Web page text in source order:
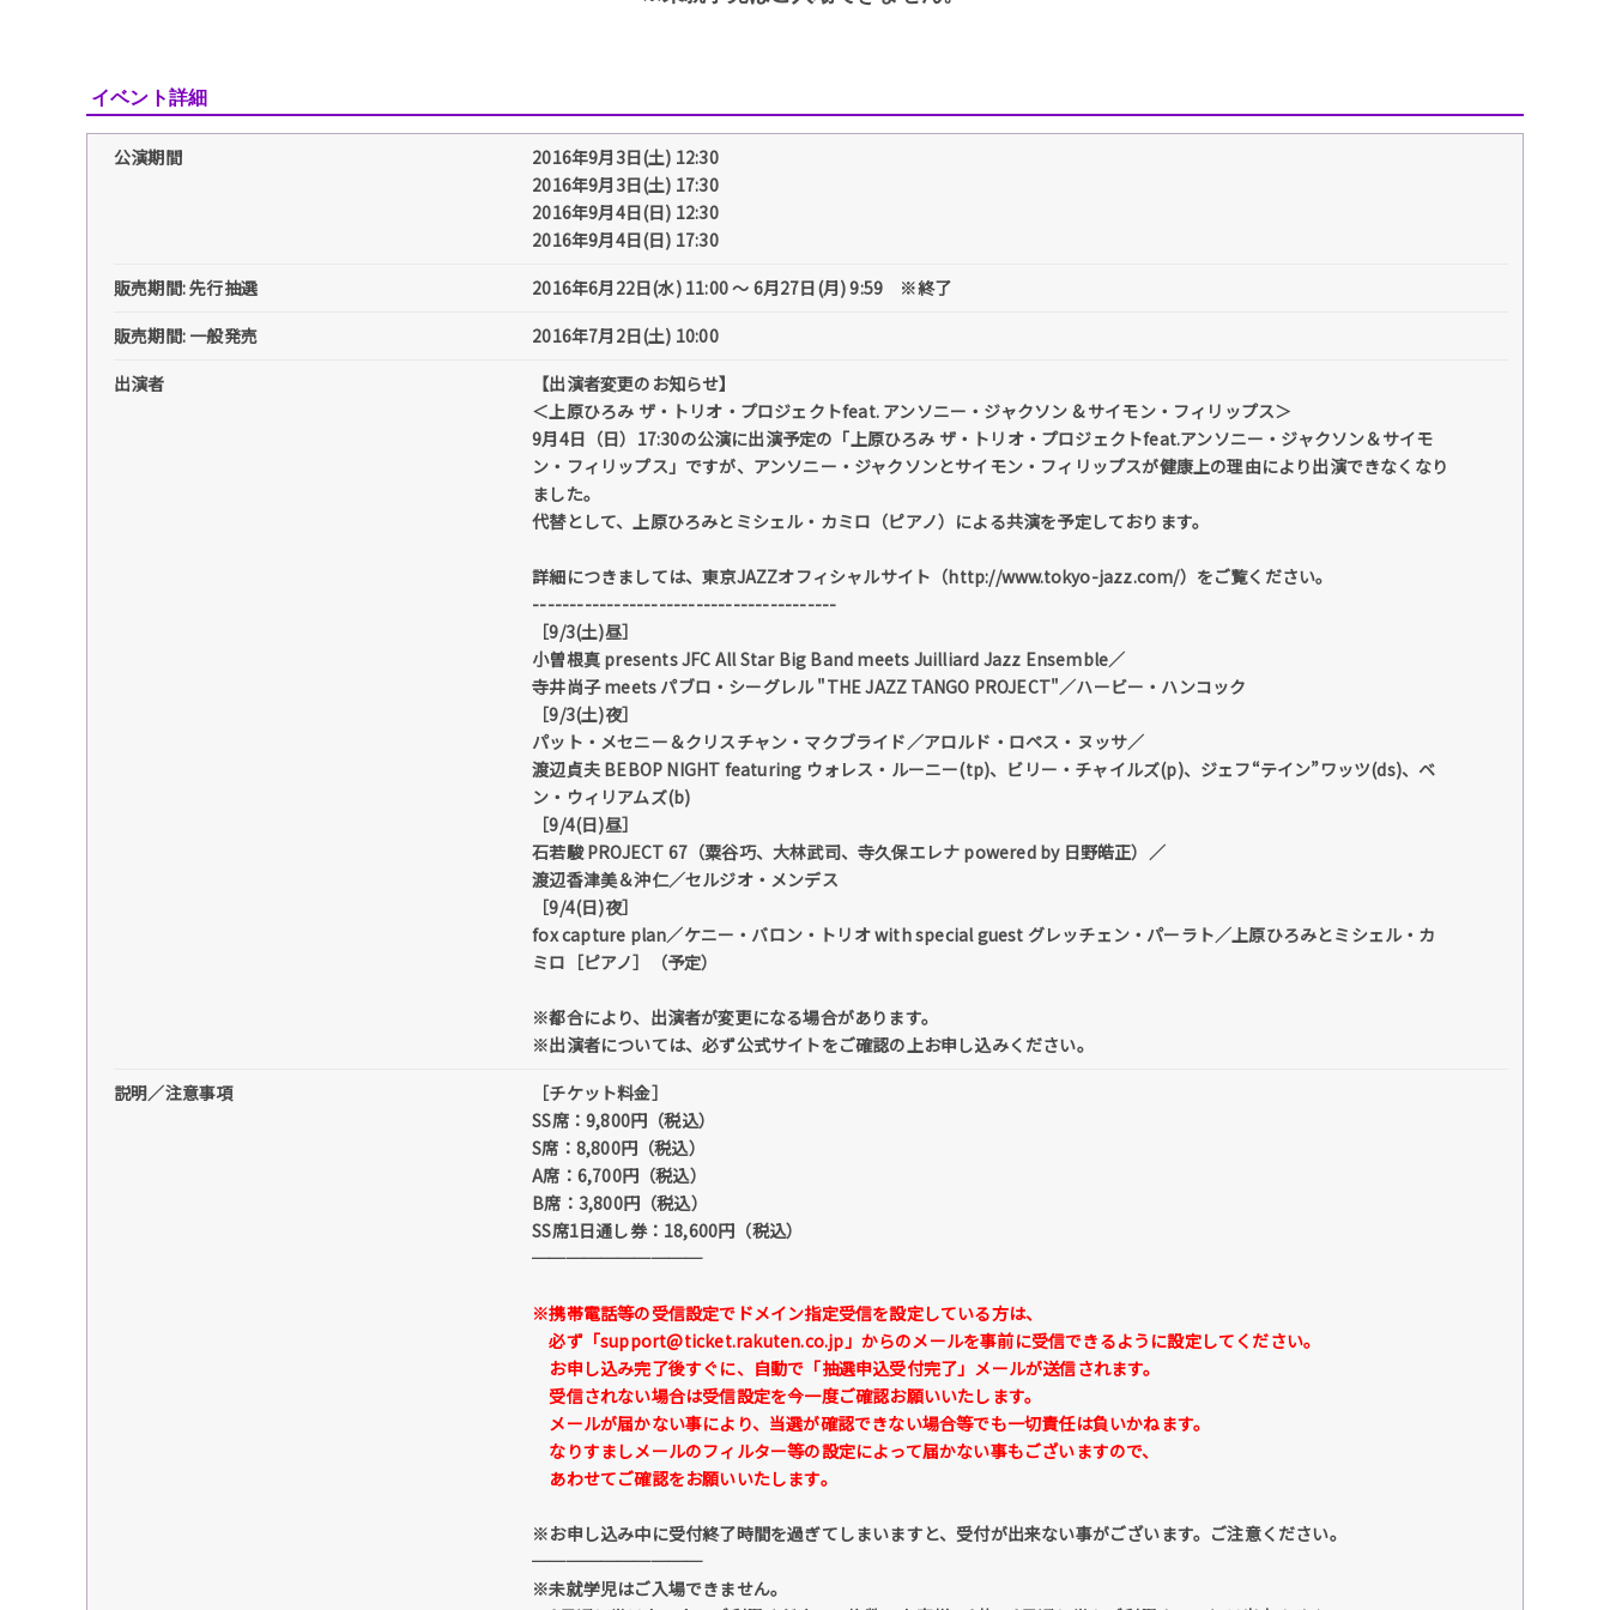
イベント詳細
公演期間
2016年9月3日(土) 12:30
2016年9月3日(土) 17:30
2016年9月4日(日) 12:30
2016年9月4日(日) 17:30
販売期間: 先行抽選
2016年6月22日(水) 11:00 〜 6月27日(月) 9:59 ※終了
販売期間: 一般発売
2016年7月2日(土) 10:00
出演者
【出演者変更のお知らせ】
＜上原ひろみ ザ・トリオ・プロジェクトfeat. アンソニー・ジャクソン & サイモン・フィリップス＞
9月4日（日）17:30の公演に出演予定の「上原ひろみ ザ・トリオ・プロジェクトfeat.アンソニー・ジャクソン＆サイモ
ン・フィリップス」ですが、アンソニー・ジャクソンとサイモン・フィリップスが健康上の理由により出演できなくなり
ました。
代替として、上原ひろみとミシェル・カミロ（ピアノ）による共演を予定しております。
詳細につきましては、東京JAZZオフィシャルサイト（http://www.tokyo-jazz.com/）をご覧ください。
-----------------------------------------
［9/3(土)昼］
小曽根真 presents JFC All Star Big Band meets Juilliard Jazz Ensemble／
寺井尚子 meets パブロ・シーグレル "THE JAZZ TANGO PROJECT"／ハービー・ハンコック
［9/3(土)夜］
パット・メセニー＆クリスチャン・マクブライド／アロルド・ロペス・ヌッサ／
渡辺貞夫 BEBOP NIGHT featuring ウォレス・ルーニー(tp)、ビリー・チャイルズ(p)、ジェフ“テイン”ワッツ(ds)、ベ
ン・ウィリアムズ(b)
［9/4(日)昼］
石若駿 PROJECT 67（粟谷巧、大林武司、寺久保エレナ powered by 日野皓正）／
渡辺香津美＆沖仁／セルジオ・メンデス
［9/4(日)夜］
fox capture plan／ケニー・バロン・トリオ with special guest グレッチェン・パーラト／上原ひろみとミシェル・カ
ミロ［ピアノ］（予定）
※都合により、出演者が変更になる場合があります。
※出演者については、必ず公式サイトをご確認の上お申し込みください。
説明／注意事項
［チケット料金］
SS席：9,800円（税込）
S席：8,800円（税込）
A席：6,700円（税込）
B席：3,800円（税込）
SS席1日通し券：18,600円（税込）
──────────
※携帯電話等の受信設定でドメイン指定受信を設定している方は、
必ず「support@ticket.rakuten.co.jp」 からのメールを事前に受信できるように設定してください。
お申し込み完了後すぐに、自動で「抽選申込受付完了」メールが送信されます。
受信されない場合は受信設定を今一度ご確認お願いいたします。
メールが届かない事により、当選が確認できない場合等でも一切責任は負いかねます。
なりすましメールのフィルター等の設定によって届かない事もございますので、
あわせてご確認をお願いいたします。
※お申し込み中に受付終了時間を過ぎてしまいますと、受付が出来ない事がございます。ご注意ください。
──────────
※未就学児はご入場できません。